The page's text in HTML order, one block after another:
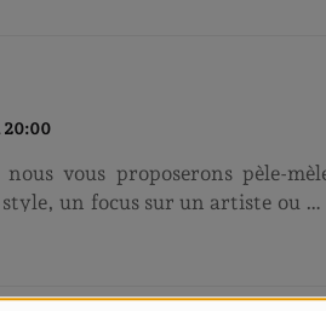
20:00
vous proposerons pèle-
un focus sur un artiste ou un